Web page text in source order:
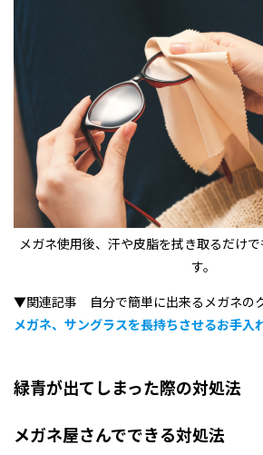
メガネ使用後、汗や皮脂を拭き取るだけ
す。
▼関連記事 自分で簡単に出来るメガネの
メガネ、サングラスを長持ちさせるお手入
緑青が出てしまった際の対処法
メガネ屋さんでできる対処法